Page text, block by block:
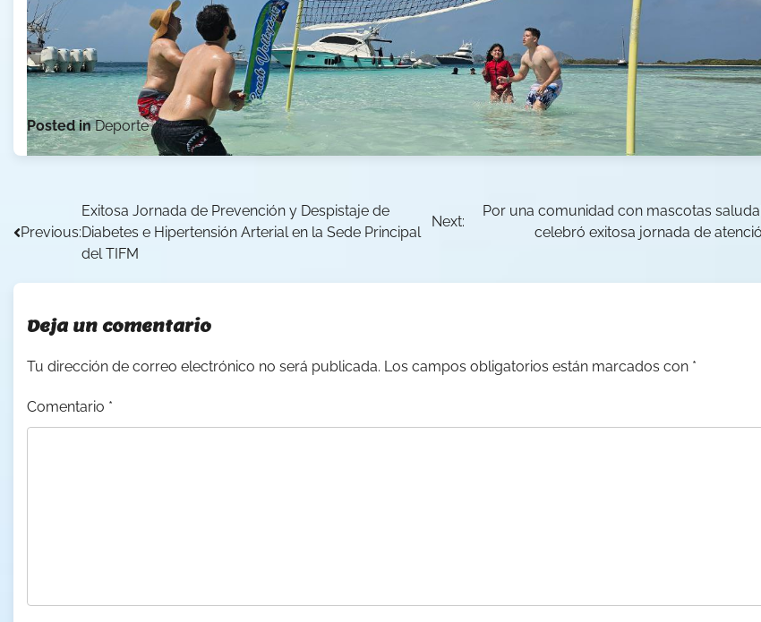
Posted inDeporte
Navegación
entradas
Previous:
Exitosa Jornada de Prevención y Despistaje de
Diabetes e Hipertensión Arterial en la Sede Principal
del TIFM
Next:
Por una comunidad con mascotas
celebró exitosa jornada de
Deja un comentario
Tu dirección de correo electrónico no será publicada. Los campos obligatorios están marcados con *
Comentario *